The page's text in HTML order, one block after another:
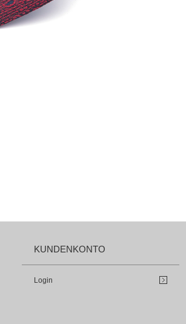
KUNDENKONTO
Login